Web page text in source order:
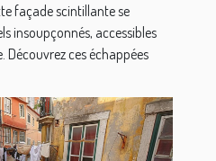
façade scintillante se
insoupçonnés, accessibles
Découvrez ces échappées